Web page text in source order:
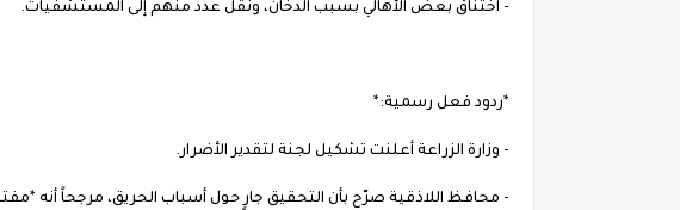
- اختناق بعض الأهالي بسبب الدخان، ونُقل عدد منهم إلى المستشفيات.
*ردود فعل رسمية:*
- وزارة الزراعة أعلنت تشكيل لجنة لتقدير الأضرار.
- محافظ اللاذقية صرّح بأن التحقيق جارٍ حول أسباب الحريق، مرجحاً أنه